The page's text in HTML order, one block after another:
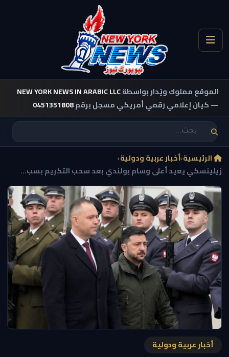
الموقع مملوك ويُدار بواسطةNEW YORK NEWS IN ARABIC LLC
— كيان إعلامي رقمي أمريكي مسجل برقم0451351808
الرئيسية›أخبار عربية ودولية›
زيلينسكي يعيد أعلى وسام بولندي بعد سحب التكريم بسب...
أخبار عربية ودولية